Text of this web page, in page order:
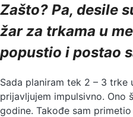
Zašto? Pa, desile
žar za trkama u
popustio i postao
Sada planiram tek 2 – 3 trke
prijavljujem impulsivno. Ono
godine. Takođe sam